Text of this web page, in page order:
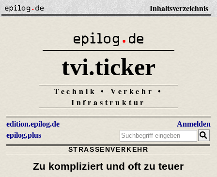
Inhaltsverzeichnis
tvi.ticker
Technik • Verkehr •
Infrastruktur
edition.epilog.de
epilog.plus
Anmelden
STRASSENVERKEHR
Zu kompliziert und oft zu teuer